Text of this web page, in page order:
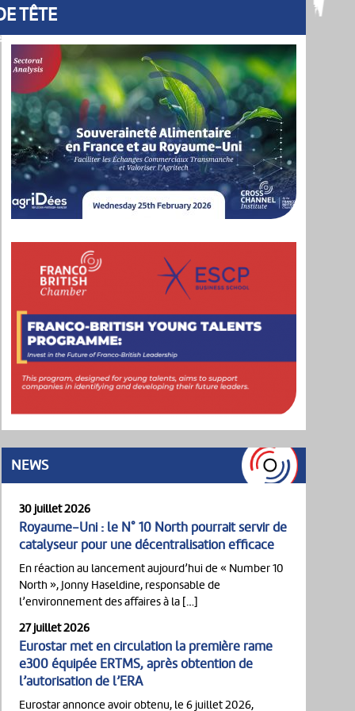
TÊTE
NEWS
30 juillet 2026
Royaume-Uni : le N° 10 North pourrait servir de
catalyseur pour une décentralisation efficace
En réaction au lancement aujourd’hui de « Number 10
North », Jonny Haseldine, responsable de
l’environnement des affaires à la […]
27 juillet 2026
Eurostar met en circulation la première rame
e300 équipée ERTMS, après obtention de
l’autorisation de l’ERA
Eurostar annonce avoir obtenu, le 6 juillet 2026,